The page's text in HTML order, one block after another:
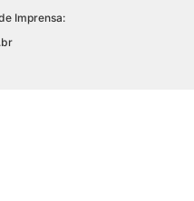
Imprensa: